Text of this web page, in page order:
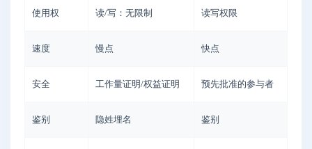
使用权 读/写：无限制 读写权限
速度 慢点 快点
安全 工作量证明/权益证明 预先批准的参与者
鉴别 隐姓埋名 鉴别